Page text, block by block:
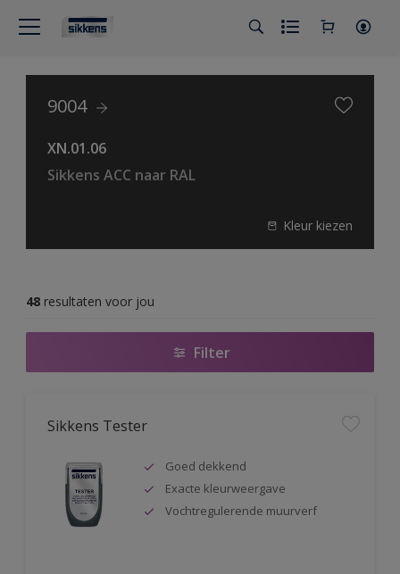
9004
XN.01.06
Sikkens ACC naar RAL
Kleur kiezen
48 resultaten voor jou
Filter
Sikkens Tester
Goed dekkend
Exacte kleurweergave
Vochtregulerende muurverf